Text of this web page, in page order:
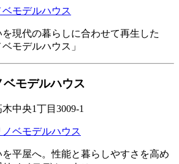
現代の暮らしに合わせて再生した
モデルハウス」
モデルハウス
中央1丁目3009-1
平屋へ。性能と暮らしやすさを高め